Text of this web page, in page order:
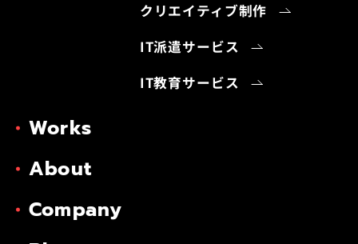
クリエイティブ制作
IT派遣サービス
IT教育サービス
Works
About
Company